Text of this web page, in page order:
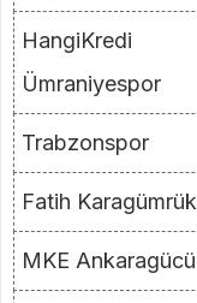
HangiKredi
Ümraniyespor
Trabzonspor
Fatih Karagümrük
MKE Ankaragücü